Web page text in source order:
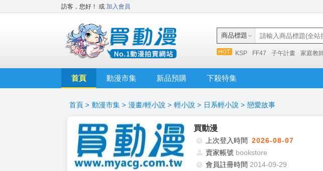
訪客，您好！ 或 加入會員
商品標題
KSP FF47 子午計畫 家庭教
首頁 動漫市集 新品預購 下殺特集
首頁 > 動漫市集 > 漫畫/輕小說 > 輕小說 > 日系輕小說 > 戀愛故事
買動漫
上次登入時間 2026-08-07
賣家帳號 bookstore
會員註冊時間 2014-09-29